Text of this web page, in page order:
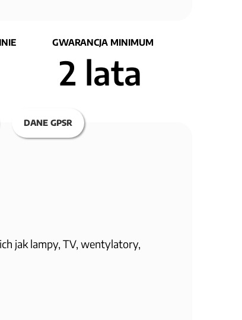
GWARANCJA MINIMUM
2 lata
DANE GPSR
jak lampy, TV, wentylatory,